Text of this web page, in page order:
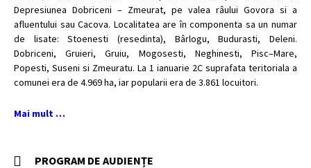
Depresiunea Dobriceni – Zmeurat, pe valea râului Govora si a
afluentului sau Cacova. Localitatea are în componenta sa un numar
de lisate: Stoenesti (resedinta), Bârlogu, Budurasti, Deleni.
Dobriceni, Gruieri, Gruiu, Mogosesti, Neghinesti, Pisc–Mare,
Popesti, Suseni si Zmeuratu. La 1 ianuarie 2C suprafata teritoriala a
comunei era de 4.969 ha, iar popularii era de 3.861 locuitori.
Mai mult …
PROGRAM DE AUDIENȚE